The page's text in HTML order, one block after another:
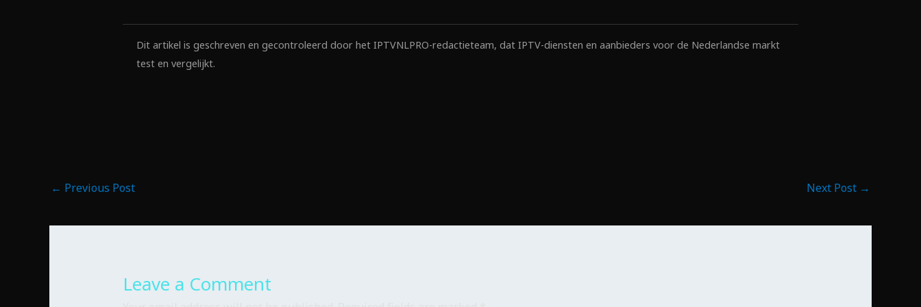
Dit artikel is geschreven en gecontroleerd door het IPTVNLPRO-redactieteam, dat IPTV-diensten en aanbieders voor de Nederlandse markt
test en vergelijkt.
← Previous Post Next Post →
Leave a Comment